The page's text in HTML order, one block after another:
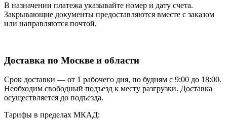
В назначении платежа указывайте номер и дату счета.
Закрывающие документы предоставляются вместе с заказом
или направляются почтой.
Доставка по Москве и области
Срок доставки — от 1 рабочего дня, по будням с 9:00 до 18:00.
Необходим свободный подъезд к месту разгрузки. Доставка
осуществляется до подъезда.
Тарифы в пределах МКАД: